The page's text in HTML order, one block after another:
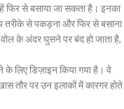
से बसाया जा सकता है। इनका
तरीके से पकड़ना और फिर से बसाना
के अंदर घुसने पर बंद हो जाता है,
लिए डिज़ाइन किया गया है। वे
पर उन इलाकों में कारगर होते